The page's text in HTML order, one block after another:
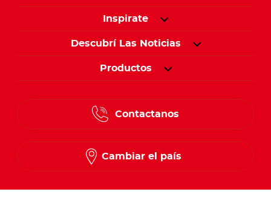
Inspirate
Descubrí Las Noticias
Productos
Contactanos
Cambiar el país